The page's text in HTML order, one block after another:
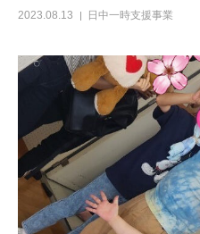
2023.08.13 日中一時支援事業
ご支援のお願い
アクセス